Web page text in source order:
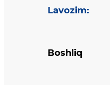
Lavozim:
Boshliq